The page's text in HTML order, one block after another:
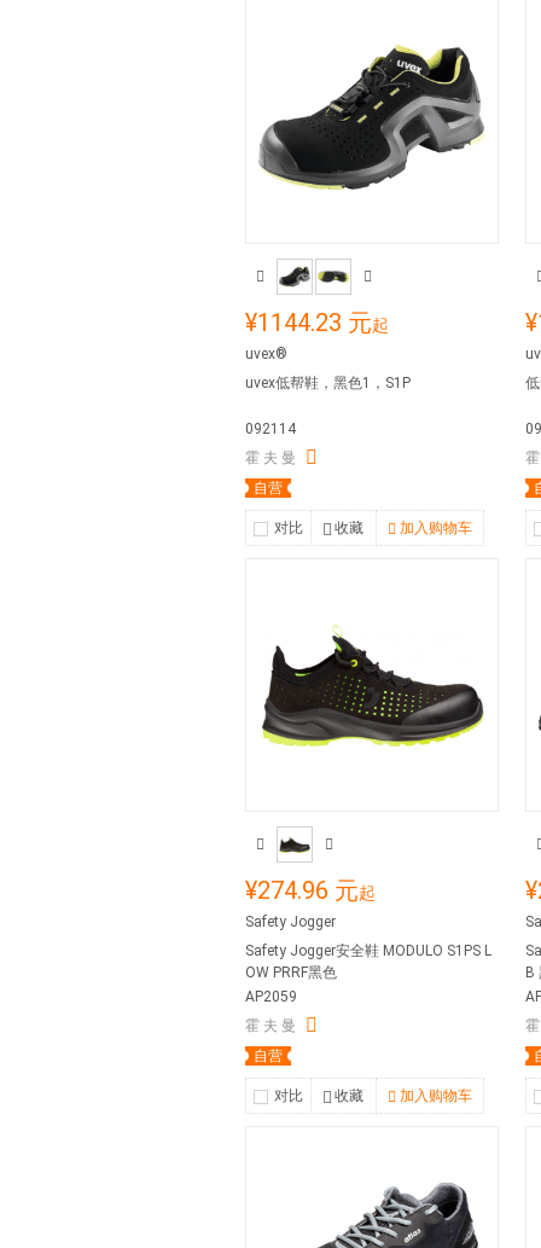
¥1144.23 元起
uvex®
uvex低帮鞋，黑色1，S1P
092114
霍 夫 曼
自营
对比 收藏 加入购物车
¥274.96 元起
Safety Jogger
Safety Jogger安全鞋 MODULO S1PS L
OW PRRF黑色
AP2059
霍 夫 曼
自营
对比 收藏 加入购物车
B